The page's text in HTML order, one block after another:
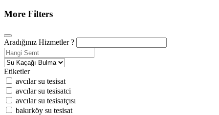
More Filters
Aradığınız Hizmetler ?
Etiketler
avcılar su tesisat
avcılar su tesisatci
avcılar su tesisatçısı
bakırköy su tesisat